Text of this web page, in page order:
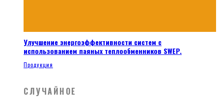
Улучшение энергоэффективности систем с
использованием паяных теплообменников SWEP.
Продукция
СЛУЧАЙНОЕ